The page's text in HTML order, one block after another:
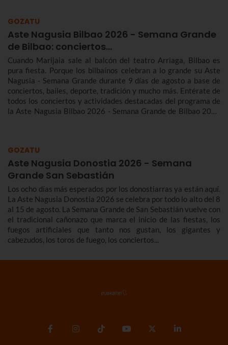
GOZATU
Aste Nagusia Bilbao 2026 - Semana Grande
de Bilbao: conciertos…
Cuando Marijaia sale al balcón del teatro Arriaga, Bilbao es
pura fiesta. Porque los bilbaínos celebran a lo grande su Aste
Nagusia - Semana Grande durante 9 días de agosto a base de
conciertos, bailes, deporte, tradición y mucho más. Entérate de
todos los conciertos y actividades destacadas del programa de
la Aste Nagusia Bilbao 2026 - Semana Grande de Bilbao 2026
GOZATU
Aste Nagusia Donostia 2026 - Semana
Grande San Sebastián
Los ocho días más esperados por los donostiarras ya están aquí.
La Aste Nagusia Donostia 2026 se celebra por todo lo alto del 8
al 15 de agosto. La Semana Grande de San Sebastián vuelve con
el tradicional cañonazo que marca el inicio de las fiestas, los
fuegos artificiales que tanto nos gustan, los gigantes y
cabezudos, los toros de fuego, los conciertos...